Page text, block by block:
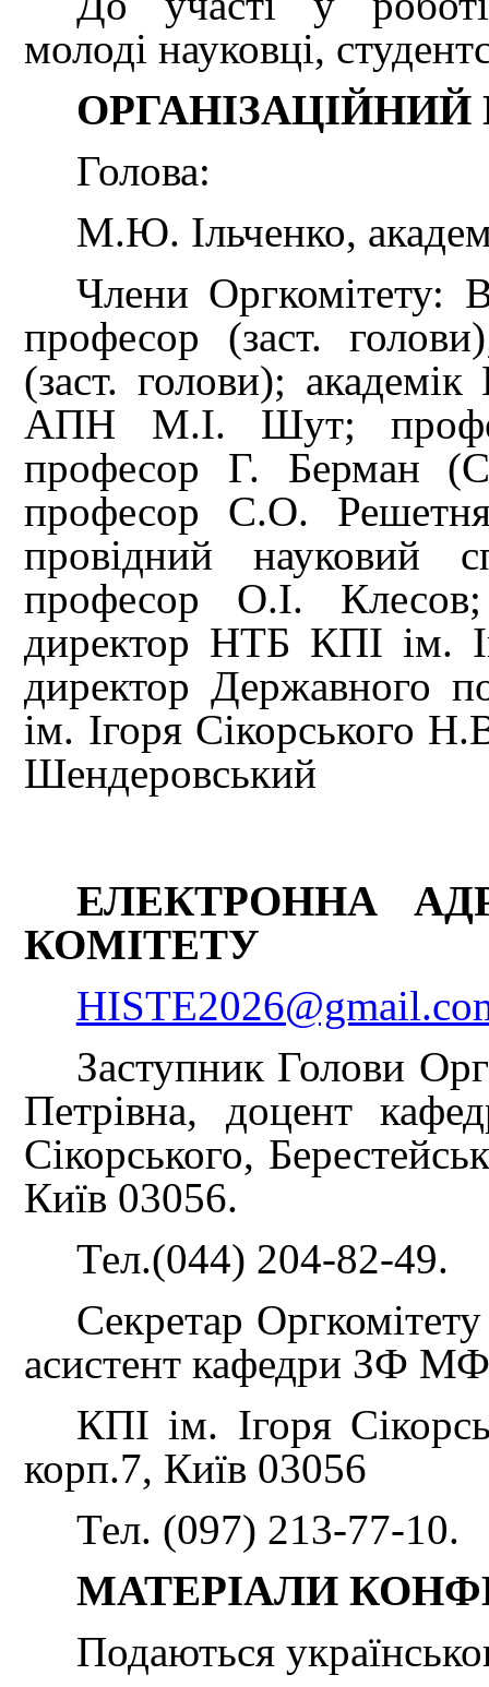
молоді науковці,
ОРГАНІЗАЦІЙНИЙ
Голова:
М.Ю. Ільченко,
Члени
професор (заст.
(заст. голови);
АПН М.І. Шут;
професор Г. Берман
професор С.О.
провідний науковий
професор О.І.
директор НТБ КПІ ім.
директор Державного
ім. Ігоря Сікорського
Шендеровський
ЕЛЕКТРОННА
КОМІТЕТУ
Заступник Голови
Петрівна, доцент
Сікорського,
Київ 03056.
Тел.(044) 204-82-49.
Секретар
асистент кафедри ЗФ
КПІ ім. Ігоря
корп.7, Київ 03056
Тел. (097) 213-77-10.
МАТЕРІАЛИ
Подаються